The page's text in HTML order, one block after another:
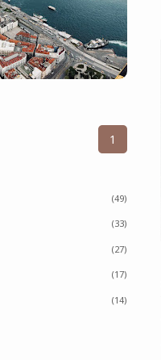
1
49
33
27
17
14